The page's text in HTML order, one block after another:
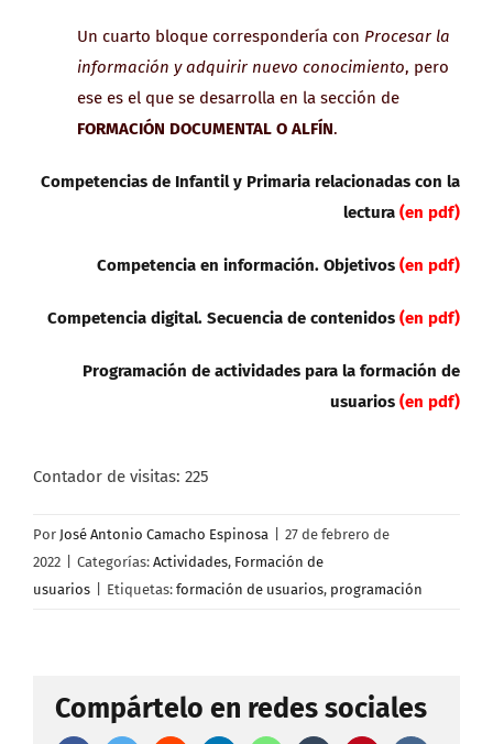
Un cuarto bloque correspondería con Procesar la
información y adquirir nuevo conocimiento, pero
ese es el que se desarrolla en la sección de
FORMACIÓN DOCUMENTAL O ALFÍN.
Competencias de Infantil y Primaria relacionadas con la
lectura (en pdf)
Competencia en información. Objetivos (en pdf)
Competencia digital. Secuencia de contenidos (en pdf)
Programación de actividades para la formación de
usuarios (en pdf)
Contador de visitas: 225
Por José Antonio Camacho Espinosa
27 de febrero de
2022
Categorías: Actividades, Formación de
usuarios
Etiquetas: formación de usuarios, programación
Compártelo en redes sociales